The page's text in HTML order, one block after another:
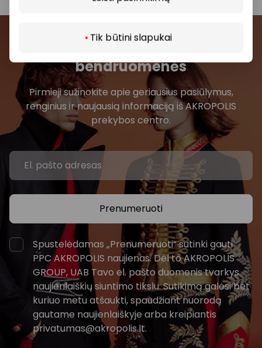
Tik būtini slapukai
Prisijunkite prie mūsų
bendruomenės
Pirmieji sužinokite apie geriausius pasiūlymus,
renginius ir naujausią informaciją iš AKROPOLIS
prekybos centro.
Prenumeruoti
Spustelėdamas „Prenumeruoti“ sutinki gauti
PPC AKROPOLIS naujienas. Dėl to AKROPOLIS
GROUP, UAB Tavo el. pašto duomenis tvarkys
naujienlaiškių siuntimo tikslu. Sutikimą galėsi bet
kuriuo metu atšaukti, spaudžiant nuorodą
gautame naujienlaiškyje arba kreipiantis
privatumas@akropolis.lt.